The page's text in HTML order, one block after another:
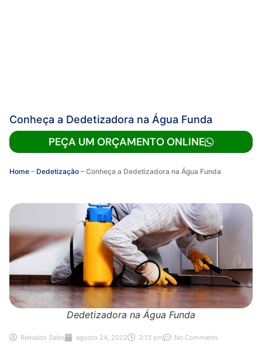
Conheça a Dedetizadora na Água Funda
PEÇA UM ORÇAMENTO ONLINE
Home – Dedetização – Conheça a Dedetizadora na Água Funda
Dedetizadora na Água Funda
Reinaldo Sales agosto 24, 2022 3:13 pm No Comments